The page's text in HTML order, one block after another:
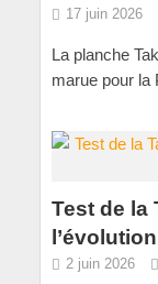
17 juin 2026
La planche
marue pour la
Test de la
2 juin 2026